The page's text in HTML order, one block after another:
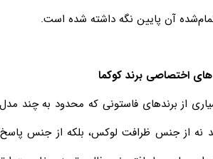
آن پایین نگه داشته شده است.
اختصاصی برند کوکما
از برندهای فاستونی که محدود به چند
نه از جنس ظرافت لوکس، بلکه از جنس